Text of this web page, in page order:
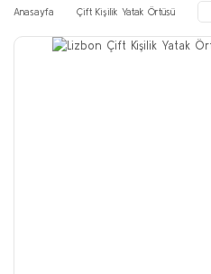
Anasayfa Çift Kişilik Yatak Örtüsü